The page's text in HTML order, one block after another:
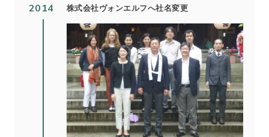
2014 株式会社ヴォンエルフへ社名変更